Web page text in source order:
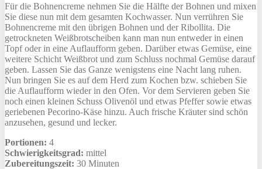
Für die Bohnencreme nehmen Sie die Hälfte der Bohnen und mixen
Sie diese nun mit dem gesamten Kochwasser. Nun verrühren Sie
Bohnencreme mit den übrigen Bohnen und der Ribollita. Die
getrockneten Weißbrotscheiben kann man nun entweder in einen
Topf oder in eine Auflaufform geben. Darüber etwas Gemüse, eine
weitere Schicht Weißbrot und zum Schluss nochmal Gemüse darauf
geben. Lassen Sie das Ganze wenigstens eine Nacht lang ruhen.
Nun bringen Sie es auf dem Herd zum Kochen bzw. schieben Sie
die Auflaufform wieder in den Ofen. Vor dem Servieren geben Sie
noch einen kleinen Schuss Olivenöl und etwas Pfeffer sowie etwas
geriebenen Pecorino-Käse hinzu. Auch frische Kräuter sind schön
anzusehen, gesund und lecker.
Portionen: 4
Schwierigkeitsgrad: mittel
Zubereitungszeit: 30 Minuten